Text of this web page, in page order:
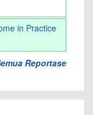
in Practice
Reportase